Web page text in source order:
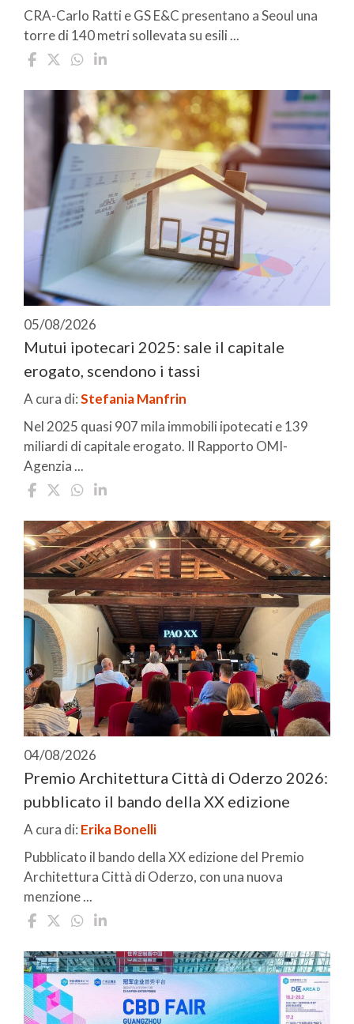
CRA-Carlo Ratti e GS E&C presentano a Seoul una
torre di 140 metri sollevata su esili ...
05/08/2026
Mutui ipotecari 2025: sale il capitale
erogato, scendono i tassi
A cura di:Stefania Manfrin
Nel 2025 quasi 907 mila immobili ipotecati e 139
miliardi di capitale erogato. Il Rapporto OMI-
Agenzia ...
04/08/2026
Premio Architettura Città di Oderzo 2026:
pubblicato il bando della XX edizione
A cura di: Erika Bonelli
Pubblicato il bando della XX edizione del Premio
Architettura Città di Oderzo, con una nuova
menzione ...